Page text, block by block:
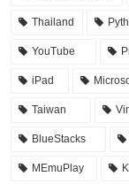
Thailand
YouTube
iPad
Taiwan
BlueStacks
MEmuPlay